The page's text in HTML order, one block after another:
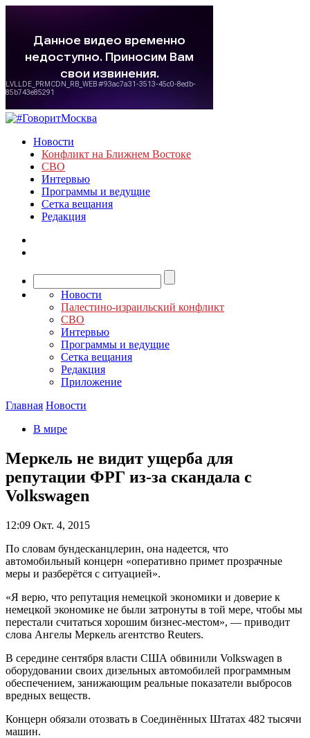
Новости
Конфликт на Ближнем Востоке
СВО
Интервью
Программы и ведущие
Сетка вещания
Редакция
Новости
Палестино-израильский конфликт
СВО
Интервью
Программы и ведущие
Сетка вещания
Редакция
Приложение
Главная Новости
В мире
Меркель не видит ущерба для
репутации ФРГ из-за скандала с
Volkswagen
12:09 Окт. 4, 2015
По словам бундесканцлерин, она надеется, что
автомобильный концерн «оперативно примет прозрачные
меры и разберётся с ситуацией».
«Я верю, что репутация немецкой экономики и доверие к
немецкой экономике не были затронуты в той мере, чтобы мы
перестали считаться хорошим бизнес-местом», — приводит
слова Ангелы Меркель агентство Reuters.
В середине сентября власти США обвинили Volkswagen в
оборудовании своих дизельных автомобилей программным
обеспечением, занижающим реальные показатели выбросов
вредных веществ.
Концерн обязали отозвать в Соединённых Штатах 482 тысячи
машин.